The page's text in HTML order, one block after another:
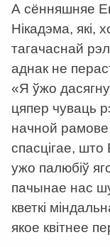
А сённяшняе
Нікадэма, які,
тагачаснай
аднак не
«Я ўжо
цяпер чуваць
начной
спасцігае,
ужо палюбіў
пачынае нас
кветкі
якое квітнее